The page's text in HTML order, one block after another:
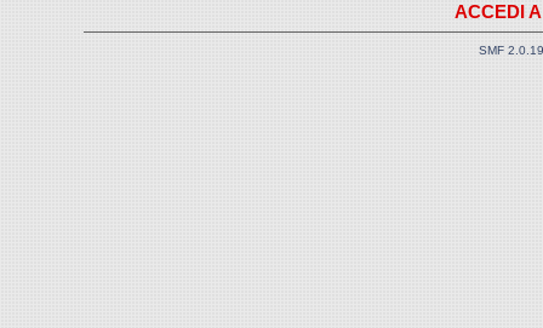
ACCEDI
SMF 2.0.19